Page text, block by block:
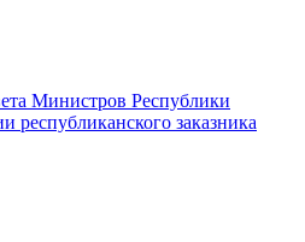
Министров Республики
республиканского заказника